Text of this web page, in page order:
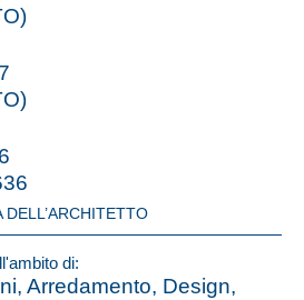
DELL’ARCHITETTO
di:
Arredamento, Design,